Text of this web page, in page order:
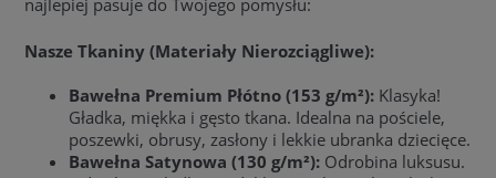
najlepiej pasuje do Twojego pomysłu:
Nasze Tkaniny (Materiały Nierozciągliwe):
Bawełna Premium Płótno (153 g/m²): Klasyka!
Gładka, miękka i gęsto tkana. Idealna na pościele,
poszewki, obrusy, zasłony i lekkie ubranka dziecięce.
Bawełna Satynowa (130 g/m²): Odrobina luksusu.